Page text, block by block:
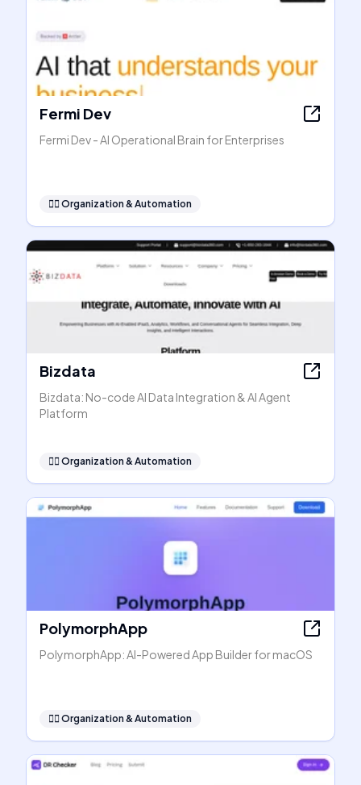
Fermi Dev
Fermi Dev - AI Operational Brain for Enterprises
🧞‍♂️ Organization & Automation
Bizdata
Bizdata: No-code AI Data Integration & AI Agent
Platform
🧞‍♂️ Organization & Automation
PolymorphApp
PolymorphApp: AI-Powered App Builder for macOS
🧞‍♂️ Organization & Automation